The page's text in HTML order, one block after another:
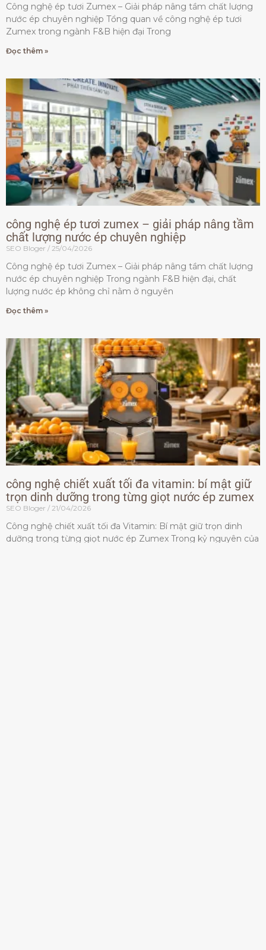
Công nghệ ép tươi Zumex – Giải pháp nâng tầm chất lượng
nước ép chuyên nghiệp Tổng quan về công nghệ ép tươi
Zumex trong ngành F&B hiện đại Trong
Đọc thêm »
công nghệ ép tươi zumex – giải pháp nâng tầm
chất lượng nước ép chuyên nghiệp
SEO Bloger 25/04/2026
Công nghệ ép tươi Zumex – Giải pháp nâng tầm chất lượng
nước ép chuyên nghiệp Trong ngành F&B hiện đại, chất
lượng nước ép không chỉ nằm ở nguyên
Đọc thêm »
công nghệ chiết xuất tối đa vitamin: bí mật giữ
trọn dinh dưỡng trong từng giọt nước ép zumex
SEO Bloger 21/04/2026
Công nghệ chiết xuất tối đa Vitamin: Bí mật giữ trọn dinh
dưỡng trong từng giọt nước ép Zumex Trong kỷ nguyên của